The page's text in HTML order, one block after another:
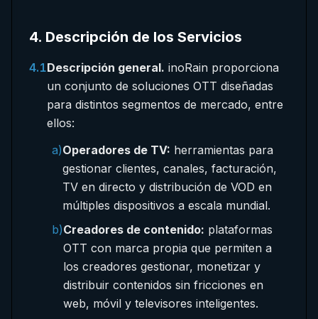
4. Descripción de los Servicios
4.1Descripción general. inoRain proporciona
un conjunto de soluciones OTT diseñadas
para distintos segmentos de mercado, entre
ellos:
a)Operadores de TV: herramientas para
gestionar clientes, canales, facturación,
TV en directo y distribución de VOD en
múltiples dispositivos a escala mundial.
b)Creadores de contenido: plataformas
OTT con marca propia que permiten a
los creadores gestionar, monetizar y
distribuir contenidos sin fricciones en
web, móvil y televisores inteligentes.